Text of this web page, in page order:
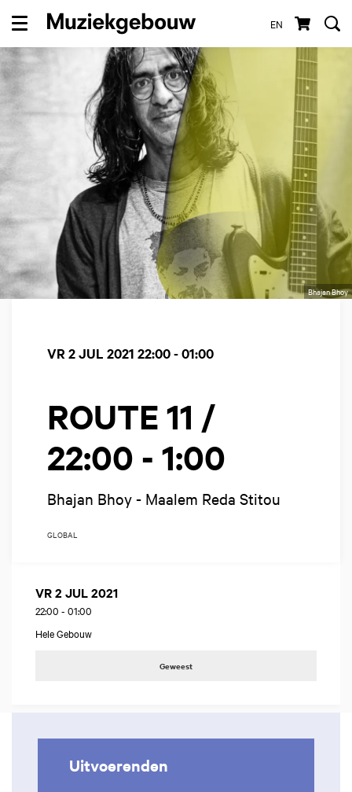
EN
Menu
Bhajan Bhoy
ROUTE 11 /
22:00 - 1:00
Bhajan Bhoy - Maalem Reda Stitou
VR 2 JUL 2021 22:00 - 01:00
GLOBAL
VR 2 JUL 2021
22:00 - 01:00
Hele Gebouw
Geweest
Uitvoerenden